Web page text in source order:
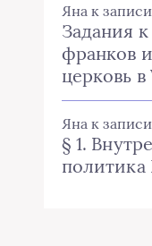
Яна к записи
Задания
франков
церковь
Яна к записи
§ 1.
политика